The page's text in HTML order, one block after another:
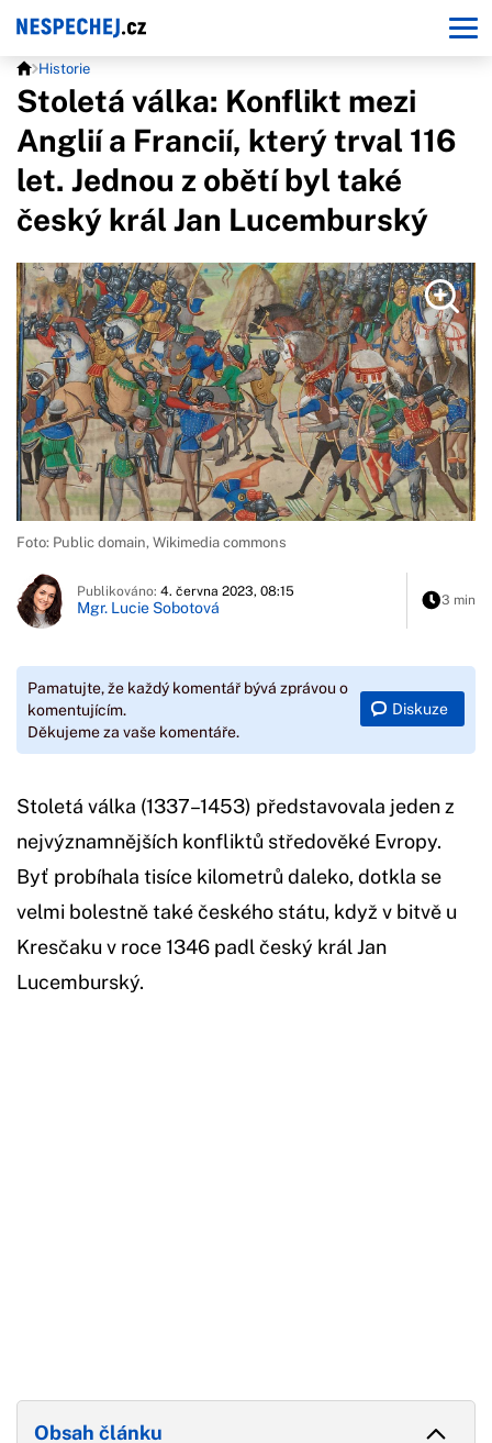
Historie
Stoletá válka: Konflikt mezi
Anglií a Francií, který trval 116
let. Jednou z obětí byl také
český král Jan Lucemburský
Foto: Public domain, Wikimedia commons
Publikováno: 4. června 2023, 08:15
Mgr. Lucie Sobotová 3 min
Pamatujte, že každý komentář bývá zprávou o
komentujícím.
Děkujeme za vaše komentáře.
Diskuze
Stoletá válka (1337–1453) představovala jeden z
nejvýznamnějších konfliktů středověké Evropy.
Byť probíhala tisíce kilometrů daleko, dotkla se
velmi bolestně také českého státu, když v bitvě u
Kresčaku v roce 1346 padl český král Jan
Lucemburský.
Obsah článku